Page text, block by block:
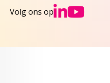
Volg ons op Ga